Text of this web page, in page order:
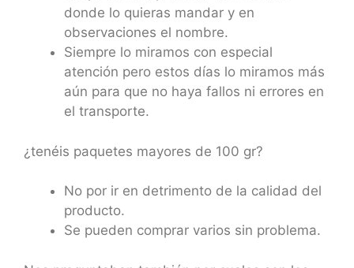
donde lo quieras mandar y en
observaciones el nombre.
Siempre lo miramos con especial
atención pero estos días lo miramos más
aún para que no haya fallos ni errores en
el transporte.
¿tenéis paquetes mayores de 100 gr?
No por ir en detrimento de la calidad del
producto.
Se pueden comprar varios sin problema.